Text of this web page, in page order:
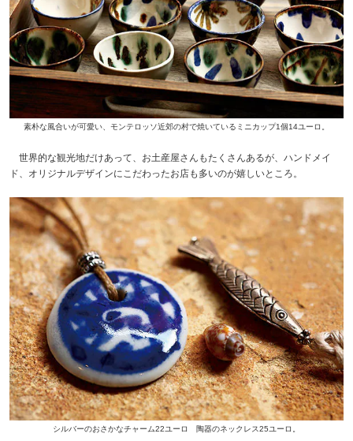
素朴な風合いが可愛い、モンテロッソ近郊の村で焼いているミニカップ1個14ユーロ。
世界的な観光地だけあって、お土産屋さんもたくさんあるが、ハンドメイ
ド、オリジナルデザインにこだわったお店も多いのが嬉しいところ。
シルバーのおさかなチャーム22ユーロ 陶器のネックレス25ユーロ。